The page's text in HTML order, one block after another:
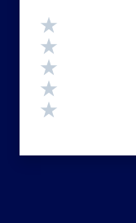
Valutazione